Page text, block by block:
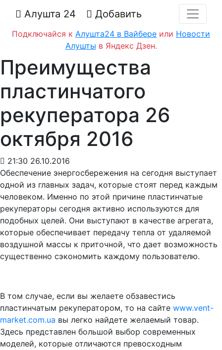
Алушта 24 Добавить
Подключайся к Алушта24 в Вайбере или Новости
Алушты в Яндекс Дзен.
Преимущества
пластинчатого
рекуператора 26
октября 2016
21:30 26.10.2016
Обеспечение энергосбережения на сегодня выступает
одной из главных задач, которые стоят перед каждым
человеком. Именно по этой причине пластинчатые
рекуператоры сегодня активно используются для
подобных целей. Они выступают в качестве агрегата,
которые обеспечивает передачу тепла от удаляемой
воздушной массы к приточной, что дает возможность
существенно сэкономить каждому пользователю.
В том случае, если вы желаете обзавестись
пластинчатым рекуператором, то на сайте www.vent-
market.com.ua вы легко найдете желаемый товар.
Здесь представлен большой выбор современных
моделей, которые отличаются превосходным